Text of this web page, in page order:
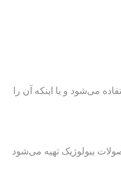
می‌شود و یا اینکه آن را
بیولوژیک تهیه می‌شود